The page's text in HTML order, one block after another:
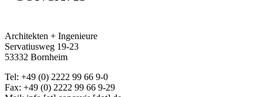
Architekten + Ingenieure
Servatiusweg 19-23
53332 Bornheim
Tel: +49 (0) 2222 99 66 9-0
Fax: +49 (0) 2222 99 66 9-29